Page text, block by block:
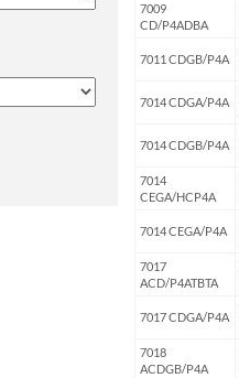
7009
CD/P4ADBA
7011 CDGB/P4A
7014 CDGA/P4A
7014 CDGB/P4A
7014
CEGA/HCP4A
7014 CEGA/P4A
7017
ACD/P4ATBTA
7017 CDGA/P4A
7018
ACDGB/P4A